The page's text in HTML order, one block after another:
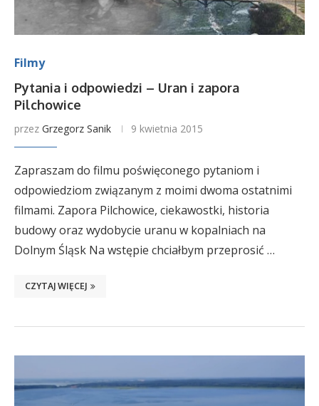
Filmy
Pytania i odpowiedzi – Uran i zapora
Pilchowice
przez Grzegorz Sanik 9 kwietnia 2015
Zapraszam do filmu poświęconego pytaniom i
odpowiedziom związanym z moimi dwoma ostatnimi
filmami. Zapora Pilchowice, ciekawostki, historia
budowy oraz wydobycie uranu w kopalniach na
Dolnym Śląsk Na wstępie chciałbym przeprosić …
CZYTAJ WIĘCEJ